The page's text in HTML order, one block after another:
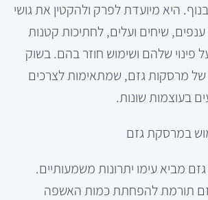
היא מיועדת לפרק ולהקטין את גושי
שיחים ועלים, לחתיכות קטנות
פינוי שלהם ושימוש חוזר בהם. בשוק
של מרסקות גזם, שמתאימות לצרכים
בעוצמות שונות.
במרסקת גזם
מביא עימו יתרונות משמעותיים.
תורמת להפחתת כמות האשפה